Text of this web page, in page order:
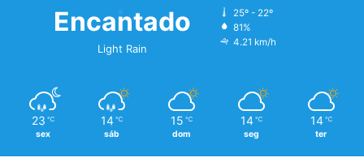
Encantado
Light Rain
25º - 22º
81%
4.21 km/h
23 ℃
sex
14 ℃
sáb
15 ℃
dom
14 ℃
seg
14 ℃
ter